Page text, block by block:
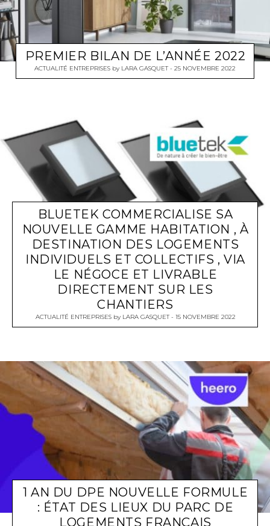
PREMIER BILAN DE L’ANNÉE 2022
ACTUALITÉ ENTREPRISES by LARA GASQUET 25 NOVEMBRE 2022
BLUETEK COMMERCIALISE SA
NOUVELLE GAMME HABITATION , À
DESTINATION DES LOGEMENTS
INDIVIDUELS ET COLLECTIFS , VIA
LE NÉGOCE ET LIVRABLE
DIRECTEMENT SUR LES
CHANTIERS
ACTUALITÉ ENTREPRISESby LARA GASQUET 15 NOVEMBRE 2022
1 AN DU DPE NOUVELLE FORMULE
: ÉTAT DES LIEUX DU PARC DE
LOGEMENTS FRANÇAIS